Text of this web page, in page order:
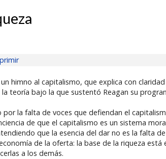
himno al capitalismo, que explica con
teoría bajo la que sustentó Reagan su
la falta de voces que defiendan el
de que el capitalismo es un sistema
que la esencia del dar no es la falta
de la oferta: la base de la riqueza
a los demás.